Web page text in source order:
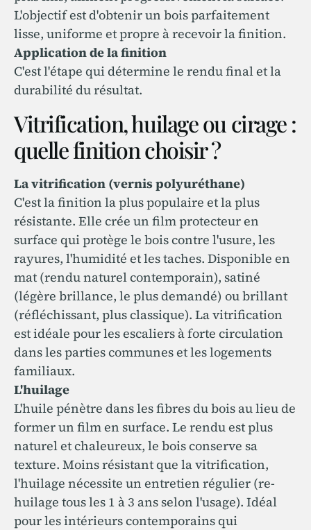
L'objectif est d'obtenir un bois parfaitement
lisse, uniforme et propre à recevoir la finition.
Application de la finition
C'est l'étape qui détermine le rendu final et la
durabilité du résultat.
Vitrification, huilage ou cirage :
quelle finition choisir ?
La vitrification (vernis polyuréthane)
C'est la finition la plus populaire et la plus
résistante. Elle crée un film protecteur en
surface qui protège le bois contre l'usure, les
rayures, l'humidité et les taches. Disponible en
mat (rendu naturel contemporain), satiné
(légère brillance, le plus demandé) ou brillant
(réfléchissant, plus classique). La vitrification
est idéale pour les escaliers à forte circulation
dans les parties communes et les logements
familiaux.
L'huilage
L'huile pénètre dans les fibres du bois au lieu de
former un film en surface. Le rendu est plus
naturel et chaleureux, le bois conserve sa
texture. Moins résistant que la vitrification,
l'huilage nécessite un entretien régulier (re-
huilage tous les 1 à 3 ans selon l'usage). Idéal
pour les intérieurs contemporains qui